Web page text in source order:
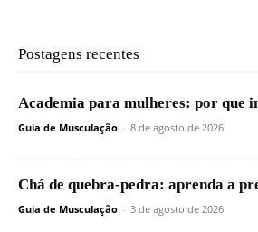
Postagens recentes
Academia para mulheres: por que
Guia de Musculação - 8 de agosto de 2026
Chá de quebra-pedra: aprenda a
Guia de Musculação - 3 de agosto de 2026